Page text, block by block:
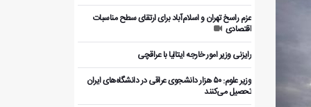
عزم راسخ تهران و اسلام‌آباد برای ارتقای سطح مناسبات
اقتصادی
رایزنی وزیر امور خارجه ایتالیا با عراقچی
وزیر علوم: ۵۰ هزار دانشجوی عراقی در دانشگاه‌های ایران
تحصیل می‌کنند